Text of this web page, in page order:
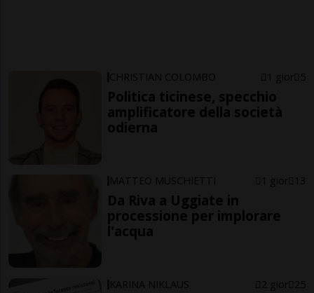
CHRISTIAN COLOMBO 1 gior 5
Politica ticinese, specchio
amplificatore della società
odierna
MATTEO MUSCHIETTI 1 gior 13
Da Riva a Uggiate in
processione per implorare
l'acqua
KARINA NIKLAUS 2 gior 25